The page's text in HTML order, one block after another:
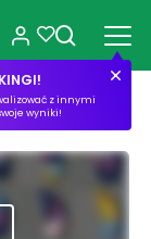
z innymi
wyniki!